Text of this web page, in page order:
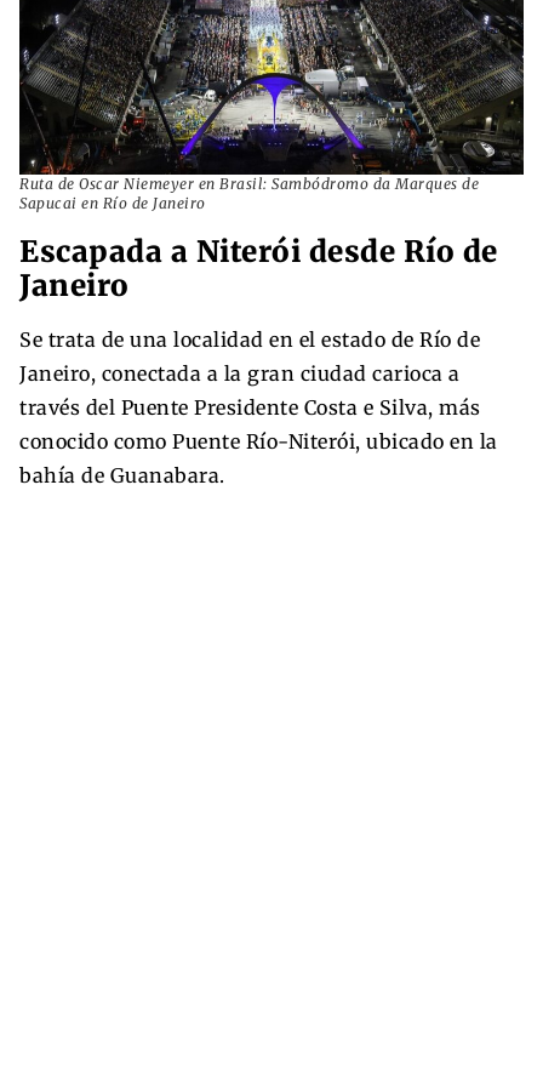
Ruta de Oscar Niemeyer en Brasil: Sambódromo da Marques de
Sapucai en Río de Janeiro
Escapada a Niterói ​desde Río de
Janeiro
Se trata de una localidad en el estado de Río de
Janeiro, conectada a la gran ciudad carioca a
través del Puente Presidente Costa e Silva, más
conocido como Puente Río-Niterói, ubicado en la
bahía de Guanabara.